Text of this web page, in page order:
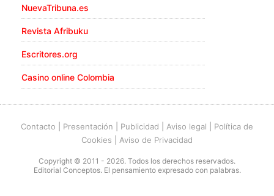
NuevaTribuna.es
Revista Afribuku
Escritores.org
Casino online Colombia
Contacto Presentación Publicidad Aviso legal
Política de
Cookies
Aviso de Privacidad
Copyright © 2011 - 2026. Todos los derechos reservados.
Editorial Conceptos. El pensamiento expresado con palabras.